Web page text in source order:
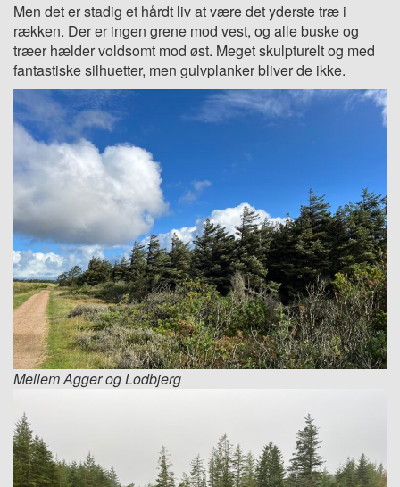
Men det er stadig et hårdt liv at være det yderste træ i
rækken. Der er ingen grene mod vest, og alle buske og
træer hælder voldsomt mod øst. Meget skulpturelt og med
fantastiske silhuetter, men gulvplanker bliver de ikke.
Mellem Agger og Lodbjerg